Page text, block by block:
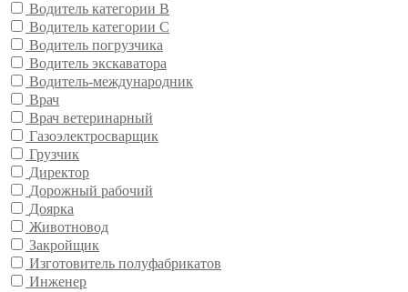
Водитель категории В
Водитель категории С
Водитель погрузчика
Водитель экскаватора
Водитель-международник
Врач
Врач ветеринарный
Газоэлектросварщик
Грузчик
Директор
Дорожный рабочий
Доярка
Животновод
Закройщик
Изготовитель полуфабрикатов
Инженер